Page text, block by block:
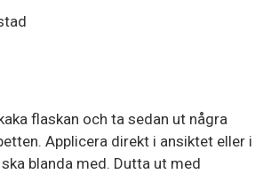
flaskan och ta sedan ut några
Applicera direkt i ansiktet eller i
blanda med. Dutta ut med